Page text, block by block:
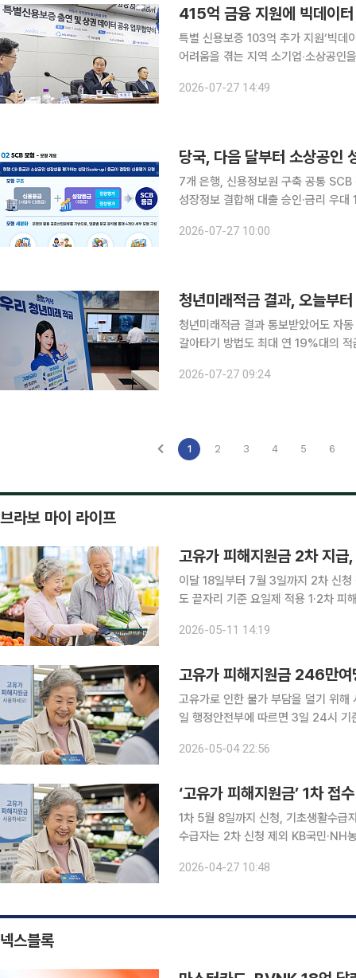
415억 금융 지원에 빅데이
특별 신용보증 103억 추가 지원‘빅데이터 기반’ 상권 분
어려움을 겪는 지역 소기업‧소상공
금고‧하나은행‧카카오뱅크와 ‘지역경
2026-07-27 14:49
당국, 다음 달부터 소상공인
7개 은행, 신용정보원 구축 공통
성장정보 결합해 대출 승인·금리 우
공인 특화 신용평가체계(SCB)를 다
2026-07-27 10:00
청년미래적금 결과, 오늘부
청년미래적금 결과 통보받았어도 자
갈아타기 방법도 최대 연 19%대의 적금 가입 효과로 234만여 명이 몰린 청년미래적금의 계좌 개
신청 당시 선택한 금융기관 앱에서 계
2026-07-27 09:24
1 2 3 4 5 6
브라보 마이 라이프
고유가 피해지원금 2차 지
이달 18일부터 7월 3일까지 2차 신
도 끝자리 기준 요일제 적용 1·2차 피해지
해지원금 2차 신청 및 지급이 진
2026-05-11 14:19
고유가 피해지원금 246만
고유가로 인한 물가 부담을 덜기 위해
일 행정안전부에 따르면 3일 24시
이어 서울에서 41만4014명이, 부산
2026-05-04 22:56
‘고유가 피해지원금’ 1차 접
1차 5월 8일까지 신청, 기초생활수급
수급자는 2차 신청 제외 KB국민·NH농협·롯
에 따르면 이날 오전 9시부터 다음 달
2026-04-27 10:48
넥스블록